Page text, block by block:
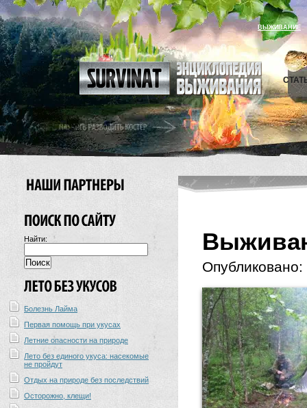
ВЫЖИВАНИЕ
Найти:
Болезнь Лайма
Первая помощь при укусах
Летние опасности на природе
Лето без единого укуса: насекомые
не пройдут
Отдых на природе без последствий
Осторожно, клещи!
Опубликовано: